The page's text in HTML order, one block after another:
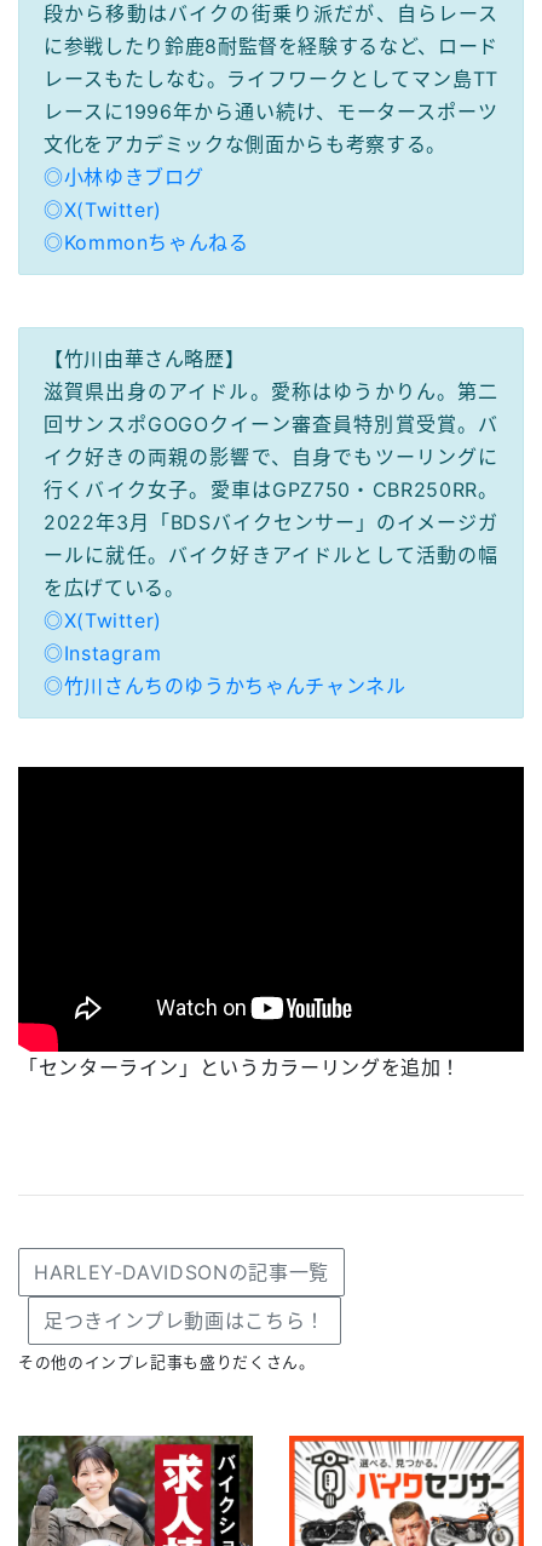
段から移動はバイクの街乗り派だが、自らレース
に参戦したり鈴鹿8耐監督を経験するなど、ロード
レースもたしなむ。ライフワークとしてマン島TT
レースに1996年から通い続け、モータースポーツ
文化をアカデミックな側面からも考察する。
◎小林ゆきブログ
◎X(Twitter)
◎Kommonちゃんねる
【竹川由華さん略歴】
滋賀県出身のアイドル。愛称はゆうかりん。第二
回サンスポGOGOクイーン審査員特別賞受賞。バ
イク好きの両親の影響で、自身でもツーリングに
行くバイク女子。愛車はGPZ750・CBR250RR。
2022年3月「BDSバイクセンサー」のイメージガ
ールに就任。バイク好きアイドルとして活動の幅
を広げている。
◎X(Twitter)
◎Instagram
◎竹川さんちのゆうかちゃんチャンネル
「センターライン」というカラーリングを追加！
HARLEY-DAVIDSONの記事一覧
足つきインプレ動画はこちら！
その他のインプレ記事も盛りだくさん。